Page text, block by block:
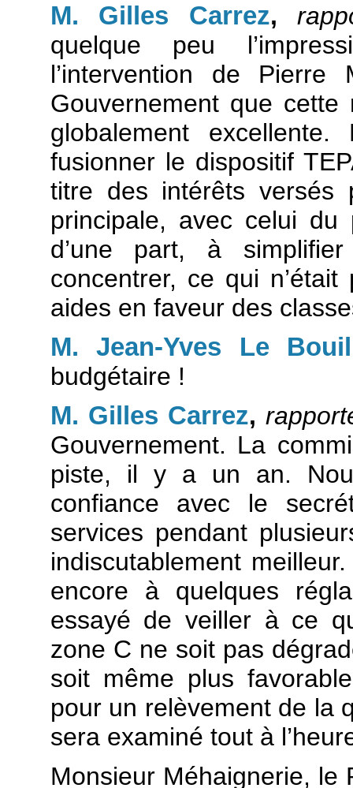
M. Gilles Carrez,
quelque peu
l’intervention de
Gouvernement que
globalement
fusionner le dispositif
titre des intérêts versés
principale, avec celui
d’une part, à
concentrer, ce qui
aides en faveur des
M. Jean-Yves Le
budgétaire !
M. Gilles Carrez,
Gouvernement. La
piste, il y a un an.
confiance avec le
services pendant
indiscutablement
encore à quelques
essayé de veiller à ce
zone C ne soit pas
soit même plus
pour un relèvement de la
sera examiné tout à
Monsieur Méhaignerie,